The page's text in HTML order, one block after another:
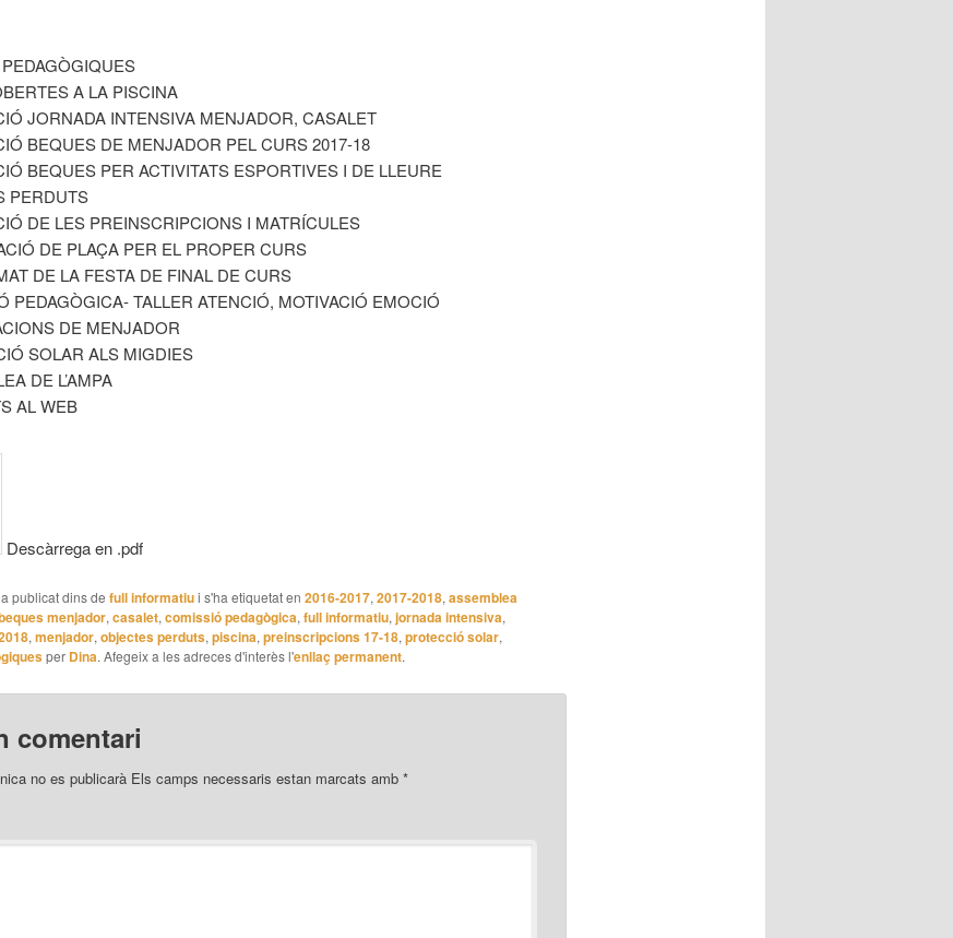
A LA PISCINA
JORNADA INTENSIVA MENJADOR, CASALET
BEQUES DE MENJADOR PEL CURS 2017-18
BEQUES PER ACTIVITATS ESPORTIVES I DE LLEURE
PERDUTS
DE LES PREINSCRIPCIONS I MATRÍCULES
DE PLAÇA PER EL PROPER CURS
DE LA FESTA DE FINAL DE CURS
PEDAGÒGICA- TALLER ATENCIÓ, MOTIVACIÓ EMOCIÓ
DE MENJADOR
SOLAR ALS MIGDIES
DE L’AMPA
AL WEB
Descàrrega en .pdf
publicat dins de full informatiui s'ha etiquetat en 2016-2017, 2017-2018, assemblea
menjador, casalet, comissió pedagògica, full informatiu, jornada intensiva,
, menjador, objectes perduts, piscina, preinscripcions 17-18, protecció solar,
per Dina. Afegeix a les adreces d'interès l'enllaç permanent.
comentari
no es publicaràEls camps necessaris estan marcats amb *